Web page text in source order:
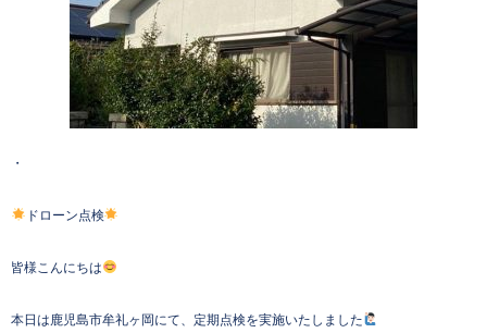
・
ドローン点検
皆様こんにちは
本日は鹿児島市牟礼ヶ岡にて、定期点検を実施いたしました